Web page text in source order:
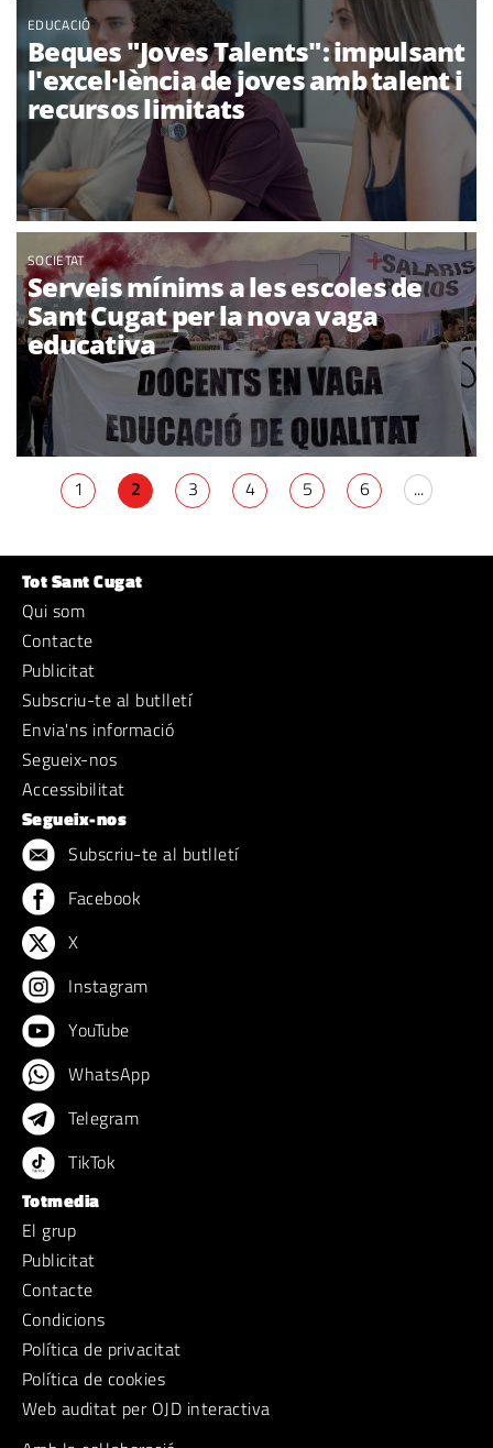
EDUCACIÓ
Beques "Joves Talents": impulsant
l'excel·lència de joves amb talent i
recursos limitats
SOCIETAT
Serveis mínims a les escoles de
Sant Cugat per la nova vaga
educativa
1 2 3 4 5 6 ...
Tot Sant Cugat
Qui som
Contacte
Publicitat
Subscriu-te al butlletí
Envia'ns informació
Segueix-nos
Accessibilitat
Segueix-nos
Subscriu-te al butlletí
Facebook
X
Instagram
YouTube
WhatsApp
Telegram
TikTok
Totmedia
El grup
Publicitat
Contacte
Condicions
Política de privacitat
Política de cookies
Web auditat per OJD interactiva